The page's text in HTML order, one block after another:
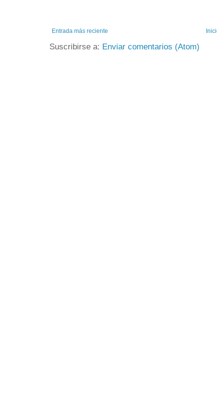
Entrada más reciente
Suscribirse a: Enviar comentarios (Atom)